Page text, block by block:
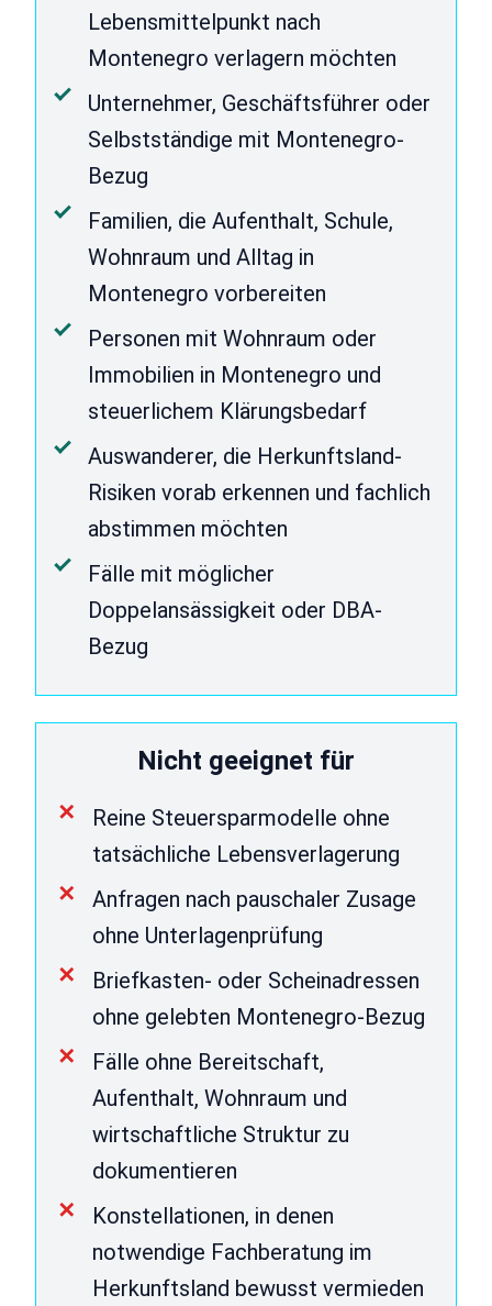
Lebensmittelpunkt nach
Montenegro verlagern möchten
Unternehmer, Geschäftsführer oder
Selbstständige mit Montenegro-
Bezug
Familien, die Aufenthalt, Schule,
Wohnraum und Alltag in
Montenegro vorbereiten
Personen mit Wohnraum oder
Immobilien in Montenegro und
steuerlichem Klärungsbedarf
Auswanderer, die Herkunftsland-
Risiken vorab erkennen und fachlich
abstimmen möchten
Fälle mit möglicher
Doppelansässigkeit oder DBA-
Bezug
Nicht geeignet für
Reine Steuersparmodelle ohne
tatsächliche Lebensverlagerung
Anfragen nach pauschaler Zusage
ohne Unterlagenprüfung
Briefkasten- oder Scheinadressen
ohne gelebten Montenegro-Bezug
Fälle ohne Bereitschaft,
Aufenthalt, Wohnraum und
wirtschaftliche Struktur zu
dokumentieren
Konstellationen, in denen
notwendige Fachberatung im
Herkunftsland bewusst vermieden